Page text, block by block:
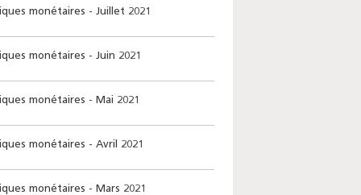
monétaires - Juillet 2021
monétaires - Juin 2021
monétaires - Mai 2021
monétaires - Avril 2021
monétaires - Mars 2021